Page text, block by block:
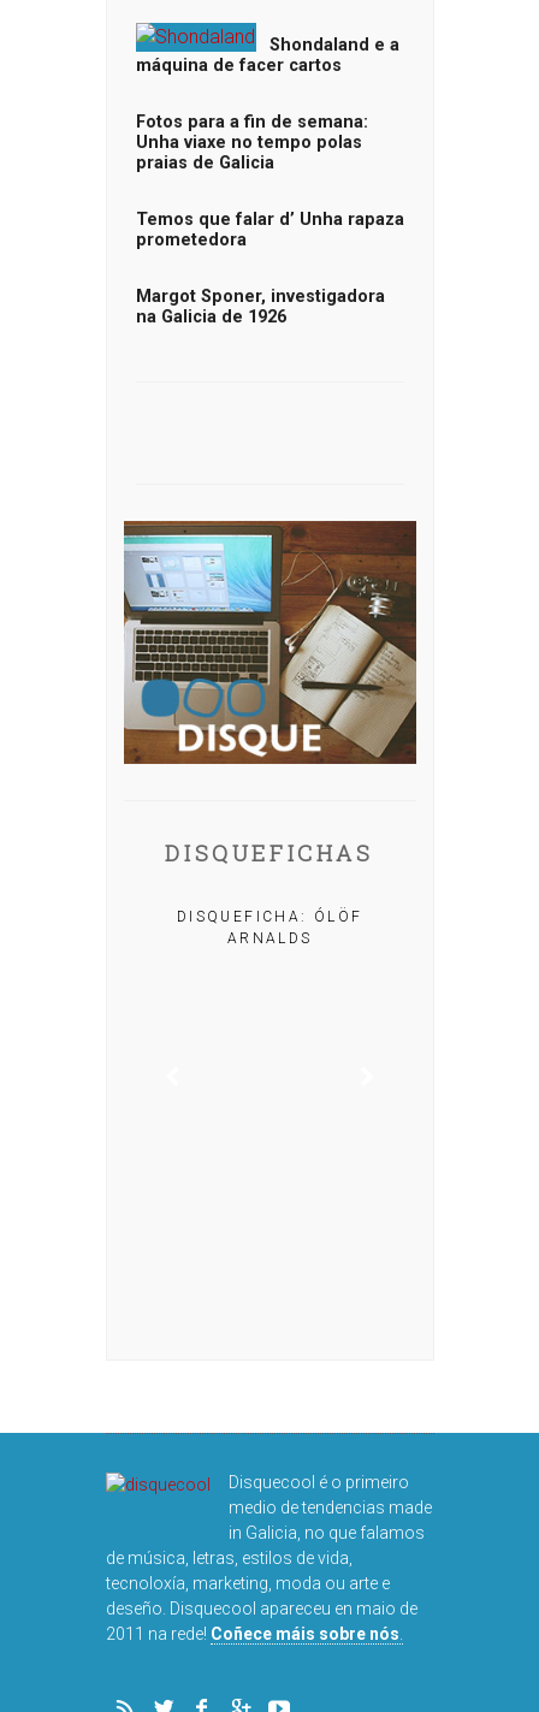
Shondaland e a
máquina de facer cartos
Fotos para a fin de semana:
Unha viaxe no tempo polas
praias de Galicia
Temos que falar d’ Unha rapaza
prometedora
Margot Sponer, investigadora
na Galicia de 1926
DISQUEFICHAS
DISQUEFICHA: ÓLÖF
ARNALDS
Disquecool é o primeiro
medio de tendencias made
in Galicia, no que falamos
de música, letras, estilos de vida,
tecnoloxía, marketing, moda ou arte e
deseño. Disquecool apareceu en maio de